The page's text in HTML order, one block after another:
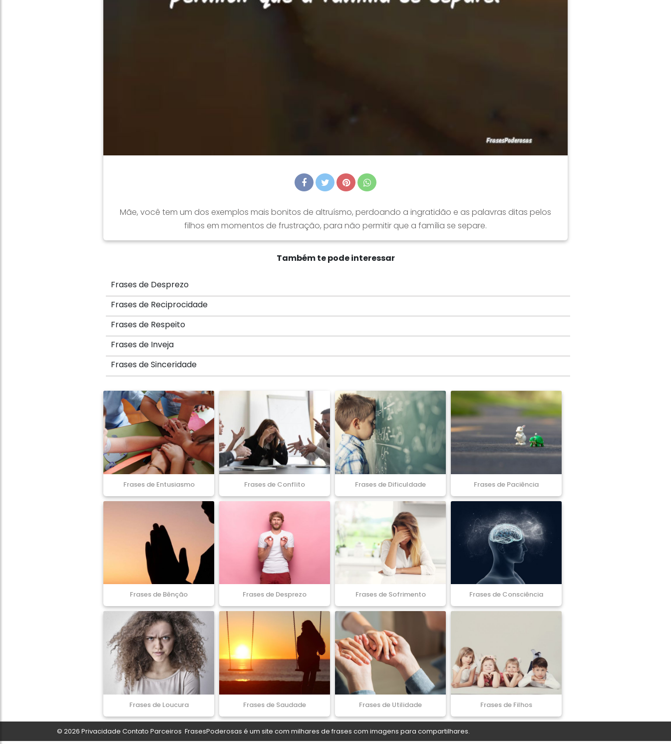
Mãe, você tem um dos exemplos mais bonitos de altruísmo, perdoando a ingratidão e as palavras ditas pelos
filhos em momentos de frustração, para não permitir que a família se separe.
Também te pode interessar
Frases de Desprezo
Frases de Reciprocidade
Frases de Respeito
Frases de Inveja
Frases de Sinceridade
Frases de Entusiasmo Frases de Conflito Frases de Dificuldade Frases de Paciência
Frases de Bênção Frases de Desprezo Frases de Sofrimento Frases de Consciência
Frases de Loucura Frases de Saudade Frases de Utilidade Frases de Filhos
© 2026 Privacidade Contato Parceiros FrasesPoderosas é um site com milhares de frases com imagens para compartilhares.